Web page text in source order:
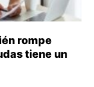
rompe
tiene un